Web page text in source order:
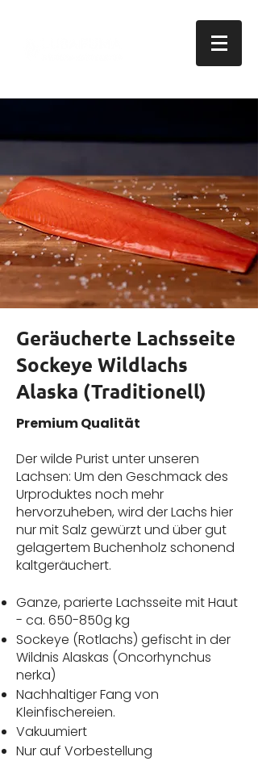
Geräucherte Lachsseite
Sockeye Wildlachs
Alaska (Traditionell)
Premium Qualität
Der wilde Purist unter unseren
Lachsen: Um den Geschmack des
Urproduktes noch mehr
hervorzuheben, wird der Lachs hier
nur mit Salz gewürzt und über gut
gelagertem Buchenholz schonend
kaltgeräuchert.
Ganze, parierte Lachsseite mit Haut
- ca. 650-850g kg
Sockeye (Rotlachs) gefischt in der
Wildnis Alaskas (Oncorhynchus
nerka)
Nachhaltiger Fang von
Kleinfischereien.
Vakuumiert
Nur auf Vorbestellung